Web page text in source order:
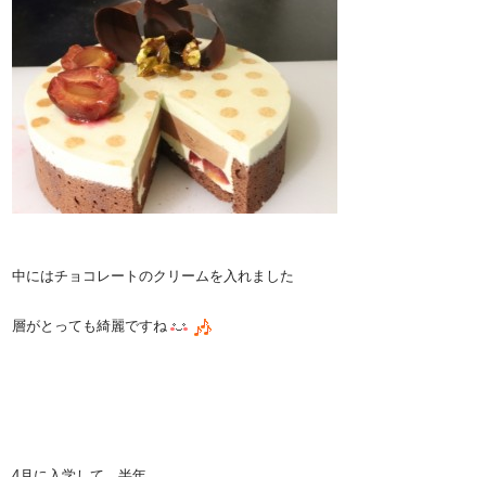
中にはチョコレートのクリームを入れました
層がとっても綺麗ですね